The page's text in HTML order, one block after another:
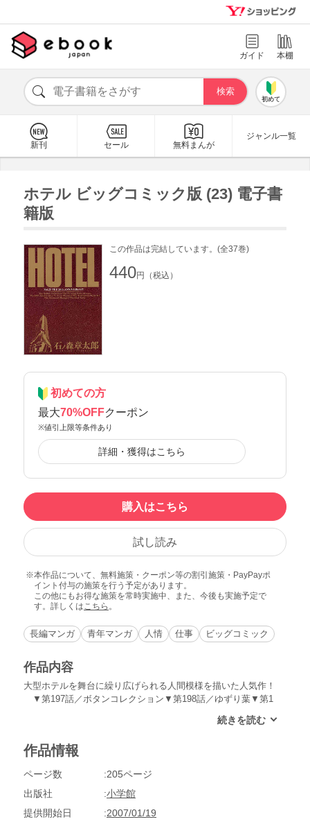
ガイド 本棚
初めて
新刊 セール 無料まんが
ジャンル一覧
ホテル ビッグコミック版 (23) 電子書
籍版
この作品は完結しています。(全37巻)
440円（税込）
初めての方
最大70%OFFクーポン
※値引上限等条件あり
詳細・獲得はこちら
購入はこちら
試し読み
本作品について、無料施策・クーポン等の割引施策・PayPayポ
イント付与の施策を行う予定があります。
この他にもお得な施策を常時実施中、また、今後も実施予定で
す。詳しくはこちら 。
長編マンガ 青年マンガ 人情 仕事 ビッグコミック
作品内容
大型ホテルを舞台に繰り広げられる人間模様を描いた人気作！
▼第197話／ボタンコレクション▼第198話／ゆずり葉▼第1
二十五年目の受験▼第202話／グラデュエーション▼第203話
話／旬の味 ●登場人物／赤川一平（プラトン・フロントマ
トン・フロントマン）、倉田裕美（プラトン・フロント係）
●あらすじ／客からコートのクリーニングを頼まれた赤川。は
のだが、大至急と言われていたためそのままクリーニングして
作品情報
ページ数
205ページ
出版社
小学館
提供開始日
2007/01/19